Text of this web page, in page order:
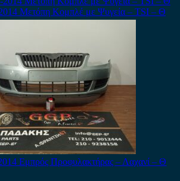
Μετόπη Κομπλέ με Ψυγεία – TSI – Θ
Εμπρός Προφυλακτήρας – Λαχανί – Θ